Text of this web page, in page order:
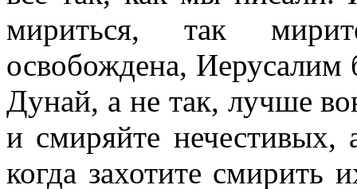
мириться, так
освобождена, Иерусалим
Дунай, а не так, лучше
и смиряйте нечестивых,
когда захотите